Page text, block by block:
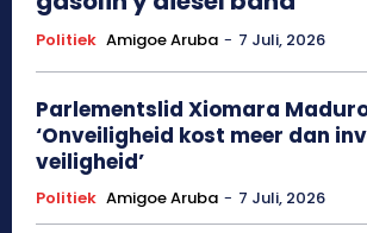
Politiek Amigoe Aruba - 7 Juli, 2026
Parlementslid Xiomara
‘Onveiligheid kost meer dan
veiligheid’
Politiek Amigoe Aruba - 7 Juli, 2026